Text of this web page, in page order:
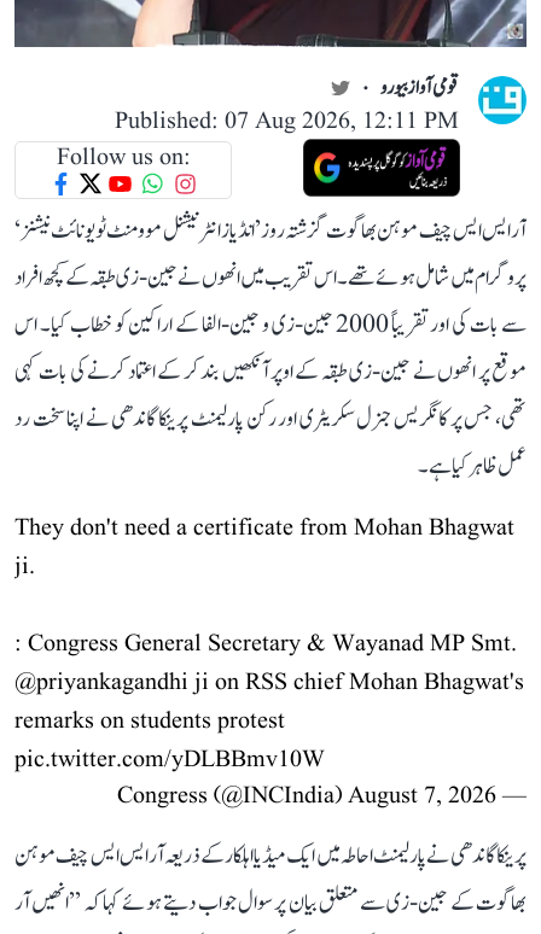
قومی آواز بیورو
Published: 07 Aug 2026, 12:11 PM
Follow us on:
آر ایس ایس چیف موہن بھاگوت گزشتہ روز ’انڈیاز انٹرنیشنل موومنٹ ٹو یونائٹ نیشنز‘
پروگرام میں شامل ہوئے تھے۔ اس تقریب میں انھوں نے جین-زی طبقہ کے کچھ افراد
سے بات کی اور تقریباً 2000 جین-زی و جین-الفا کے اراکین کو خطاب کیا۔ اس
موقع پر انھوں نے جین-زی طبقہ کے اوپر آنکھیں بند کر کے اعتماد کرنے کی بات کہی
تھی، جس پر کانگریس جنرل سکریٹری اور رکن پارلیمنٹ پرینکا گاندھی نے اپنا سخت رد
عمل ظاہر کیا ہے۔
They don't need a certificate from Mohan Bhagwat
ji.
: Congress General Secretary & Wayanad MP Smt.
@priyankagandhiji on RSS chief Mohan Bhagwat's
remarks on students protest
pic.twitter.com/yDLBBmv10W
— Congress (@INCIndia)
August 7, 2026
پرینکا گاندھی نے پارلیمنٹ احاطہ میں ایک میڈیا اہلکار کے ذریعہ آر ایس ایس چیف موہن
بھاگوت کے جین-زی سے متعلق بیان پر سوال جواب دیتے ہوئے کہا کہ ’’انھیں آر